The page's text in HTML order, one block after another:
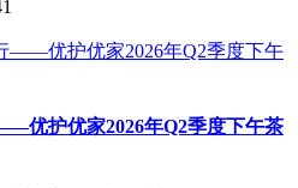
优护优家2026年Q2季度下午茶